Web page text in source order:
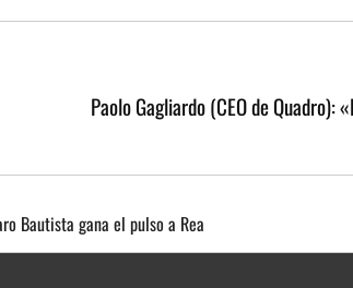
Paolo Gagliardo (CEO de
Bautista gana el pulso a Rea